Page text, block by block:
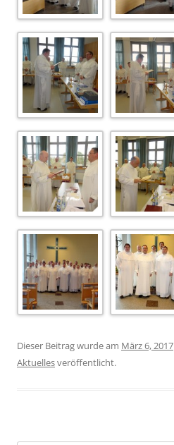
Dieser Beitrag wurde am März 6, 2017
Aktuellesveröffentlicht.